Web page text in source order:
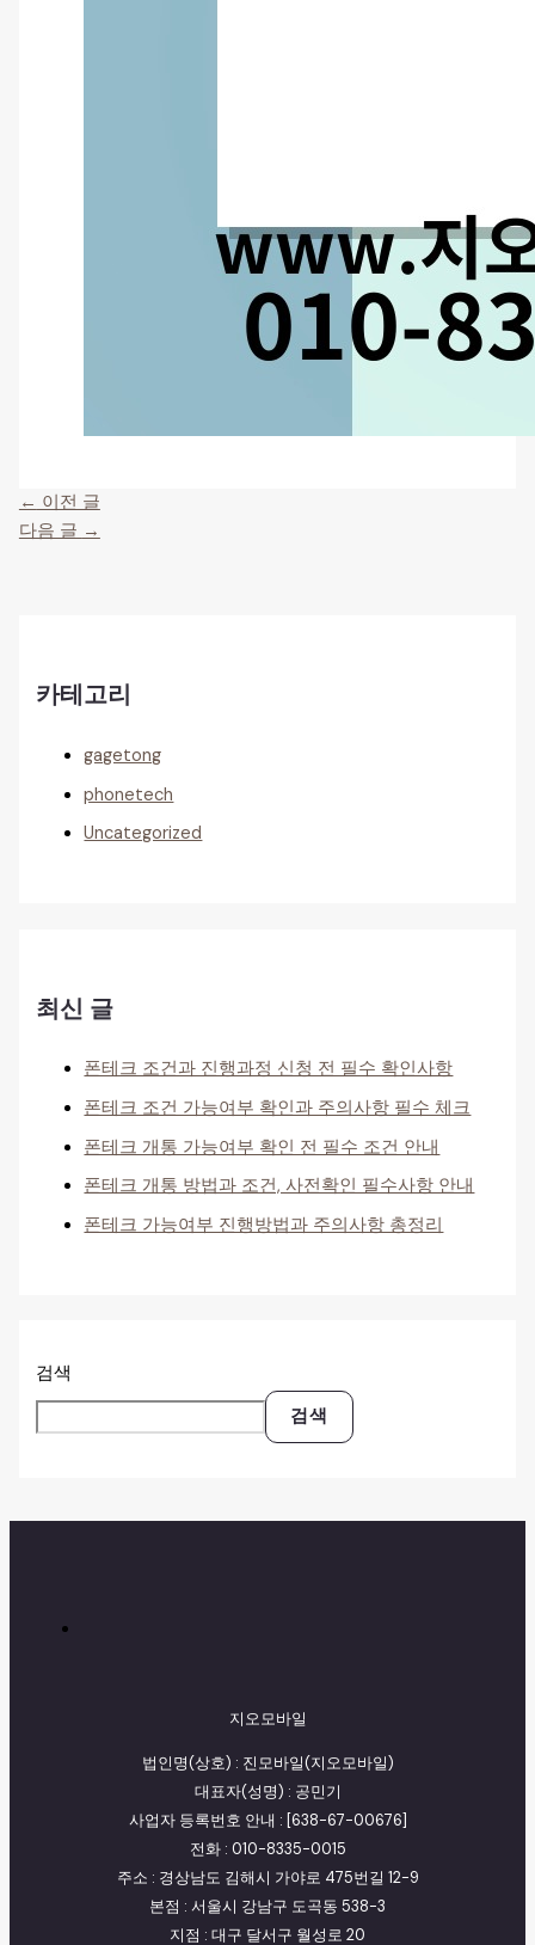
← 이전 글
다음 글 →
카테고리
gagetong
phonetech
Uncategorized
최신 글
폰테크 조건과 진행과정 신청 전 필수 확인사항
폰테크 조건 가능여부 확인과 주의사항 필수 체크
폰테크 개통 가능여부 확인 전 필수 조건 안내
폰테크 개통 방법과 조건, 사전확인 필수사항 안내
폰테크 가능여부 진행방법과 주의사항 총정리
검색
검색
지오모바일
법인명(상호) : 진모바일(지오모바일)
대표자(성명) : 공민기
사업자 등록번호 안내 : [638-67-00676]
전화 : 010-8335-0015
주소 : 경상남도 김해시 가야로 475번길 12-9
본점 : 서울시 강남구 도곡동 538-3
지점 : 대구 달서구 월성로 20